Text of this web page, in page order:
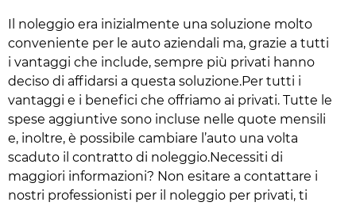
Il noleggio era inizialmente una soluzione molto
conveniente per le auto aziendali ma, grazie a tutti
i vantaggi che include, sempre più privati hanno
deciso di affidarsi a questa soluzione.Per tutti i
vantaggi e i benefici che offriamo ai privati. Tutte le
spese aggiuntive sono incluse nelle quote mensili
e, inoltre, è possibile cambiare l’auto una volta
scaduto il contratto di noleggio.Necessiti di
maggiori informazioni? Non esitare a contattare i
nostri professionisti per il noleggio per privati, ti